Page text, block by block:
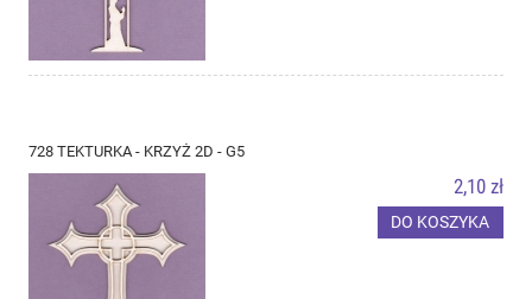
728 TEKTURKA - KRZYŻ 2D - G5
2,10 zł
DO KOSZYKA